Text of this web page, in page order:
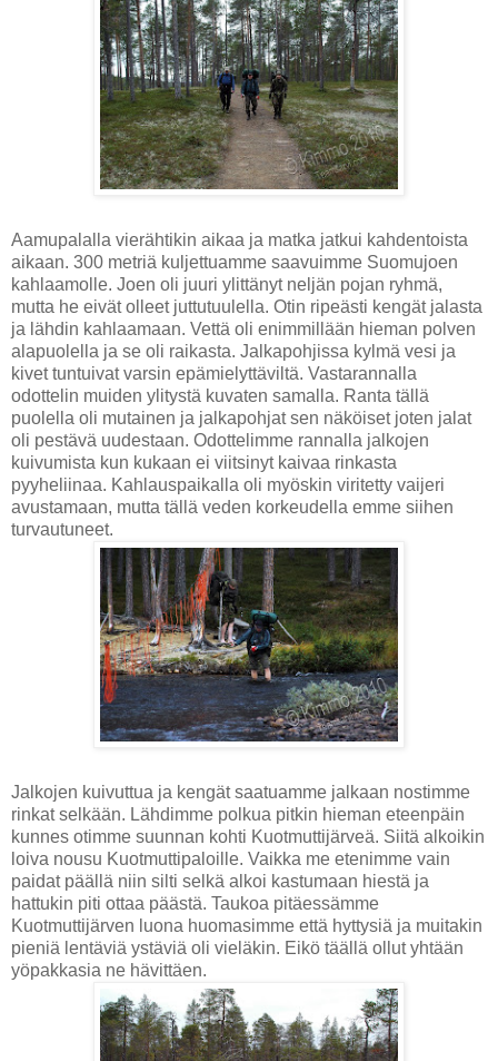
Aamupalalla vierähtikin aikaa ja matka jatkui kahdentoista
aikaan. 300 metriä kuljettuamme saavuimme Suomujoen
kahlaamolle. Joen oli juuri ylittänyt neljän pojan ryhmä,
mutta he eivät olleet juttutuulella. Otin ripeästi kengät jalasta
ja lähdin kahlaamaan. Vettä oli enimmillään hieman polven
alapuolella ja se oli raikasta. Jalkapohjissa kylmä vesi ja
kivet tuntuivat varsin epämielyttäviltä. Vastarannalla
odottelin muiden ylitystä kuvaten samalla. Ranta tällä
puolella oli mutainen ja jalkapohjat sen näköiset joten jalat
oli pestävä uudestaan. Odottelimme rannalla jalkojen
kuivumista kun kukaan ei viitsinyt kaivaa rinkasta
pyyheliinaa. Kahlauspaikalla oli myöskin viritetty vaijeri
avustamaan, mutta tällä veden korkeudella emme siihen
turvautuneet.
Jalkojen kuivuttua ja kengät saatuamme jalkaan nostimme
rinkat selkään. Lähdimme polkua pitkin hieman eteenpäin
kunnes otimme suunnan kohti Kuotmuttijärveä. Siitä alkoikin
loiva nousu Kuotmuttipaloille. Vaikka me etenimme vain
paidat päällä niin silti selkä alkoi kastumaan hiestä ja
hattukin piti ottaa päästä. Taukoa pitäessämme
Kuotmuttijärven luona huomasimme että hyttysiä ja muitakin
pieniä lentäviä ystäviä oli vieläkin. Eikö täällä ollut yhtään
yöpakkasia ne hävittäen.